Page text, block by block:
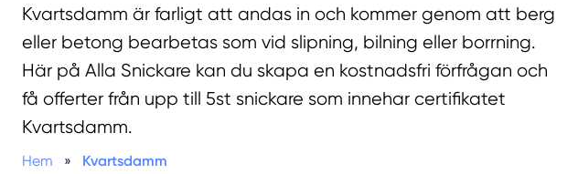
Kvartsdamm är farligt att andas in och kommer genom att berg
eller betong bearbetas som vid slipning, bilning eller borrning.
Här på Alla Snickare kan du skapa en kostnadsfri förfrågan och
få offerter från upp till 5st snickare som innehar certifikatet
Kvartsdamm.
Hem » Kvartsdamm